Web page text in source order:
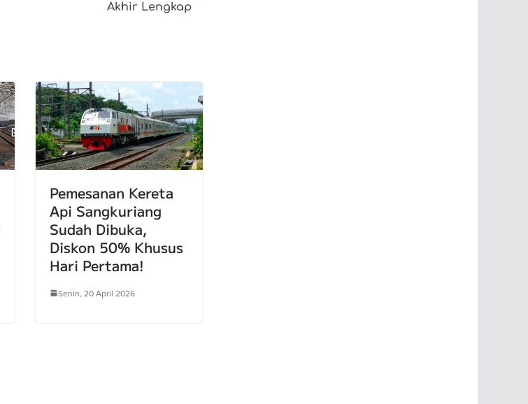
Akhir Lengkap
Pemesanan Kereta
Api Sangkuriang
Sudah Dibuka,
Diskon 50% Khusus
Hari Pertama!
Senin, 20 April 2026